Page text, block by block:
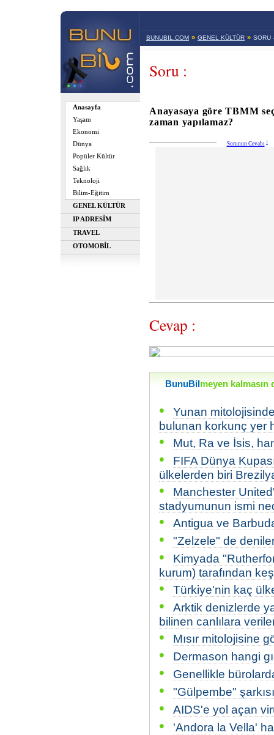
Anasayfa
Yaşam
Ekonomi
Dünya
Popüler Kültür
Sağlık
Teknoloji
Bilim-Eğitim
GENEL KÜLTÜR
IP ADRESİM
TRAVEL
OTOMOBİL
BUNUBIL.COM » GENEL KÜLTÜR » SORU
Soru :
Anayasaya göre TBMM
zaman yapılamaz?
Sorunun Cevabı
Cevap :
BunuBil meyen kalmasın
•
Yunan
bulunan korkunç yer
• Mut, Ra ve İsis,
•
FIFA Dünya
ülkelerden biri
•
Manchester
stadyumunun ismi
• Antigua ve
• "Zelzele" de
•
Kimyada
kurum) tarafından
• Türkiye'nin kaç
•
Arktik denizlerde
bilinen canlılara
• Mısır mitolojisine
• Dermason hangi
• Genellikle
• "Gülpembe"
• AIDS'e yol açan
• 'Andora la Vella'